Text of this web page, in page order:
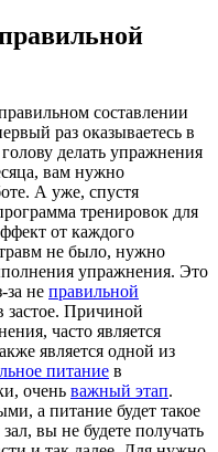
составлении
раз оказываетесь в
делать упражнения
вам нужно
А уже, спустя
тренировок для
от каждого
не было, нужно
упражнения. Это
не правильной
застое. Причиной
часто является
является одной из
питание в
очень важный этап.
а питание будет такое
вы не будете получать